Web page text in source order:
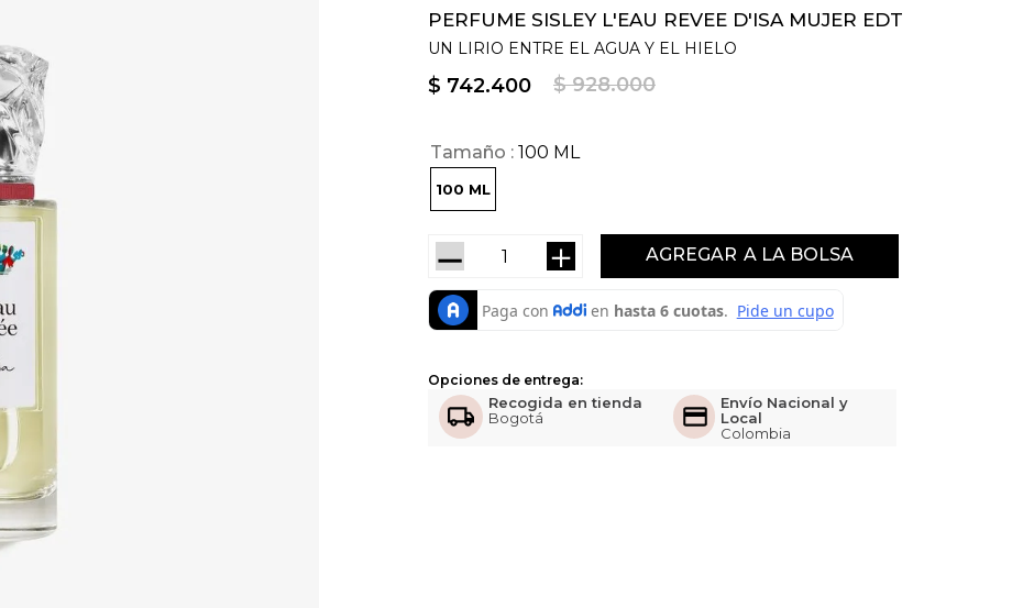
PERFUME SISLEY L'EAU REVEE D'ISA MUJER EDT
UN LIRIO ENTRE EL AGUA Y EL HIELO
$ 742.400 $ 928.000
Tamaño 100 ML
100 ML
AGREGAR
＋
－
Opciones de entrega:
Recogida en tienda
Bogotá
Envío Nacional y
Local
Colombia